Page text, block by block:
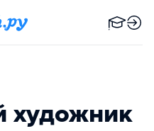
художник